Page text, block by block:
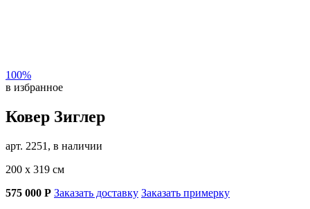
100%
в избранное
Ковер Зиглер
арт. 2251, в наличии
200 х 319 см
575 000 Р Заказать доставку Заказать примерку